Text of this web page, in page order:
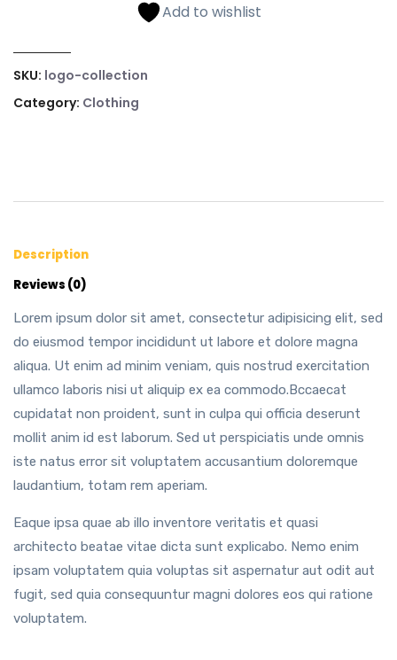
Add to wishlist
SKU: logo-collection
Category: Clothing
Description
Reviews (0)
Lorem ipsum dolor sit amet, consectetur adipisicing elit, sed
do eiusmod tempor incididunt ut labore et dolore magna
aliqua. Ut enim ad minim veniam, quis nostrud exercitation
ullamco laboris nisi ut aliquip ex ea commodo.Bccaecat
cupidatat non proident, sunt in culpa qui officia deserunt
mollit anim id est laborum. Sed ut perspiciatis unde omnis
iste natus error sit voluptatem accusantium doloremque
laudantium, totam rem aperiam.
Eaque ipsa quae ab illo inventore veritatis et quasi
architecto beatae vitae dicta sunt explicabo. Nemo enim
ipsam voluptatem quia voluptas sit aspernatur aut odit aut
fugit, sed quia consequuntur magni dolores eos qui ratione
voluptatem.